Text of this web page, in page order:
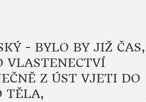
- BYLO BY JIŽ ČAS,
VLASTENECTVÍ
Z ÚST VJETI DO
TĚLA,